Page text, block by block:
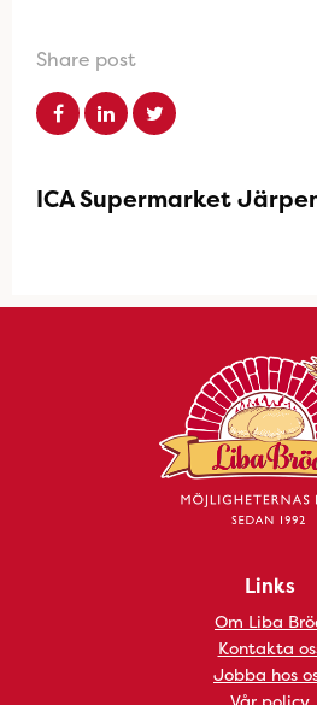
Share post
ICA Supermarket
Links
Om Liba
Kontakta
Jobba hos